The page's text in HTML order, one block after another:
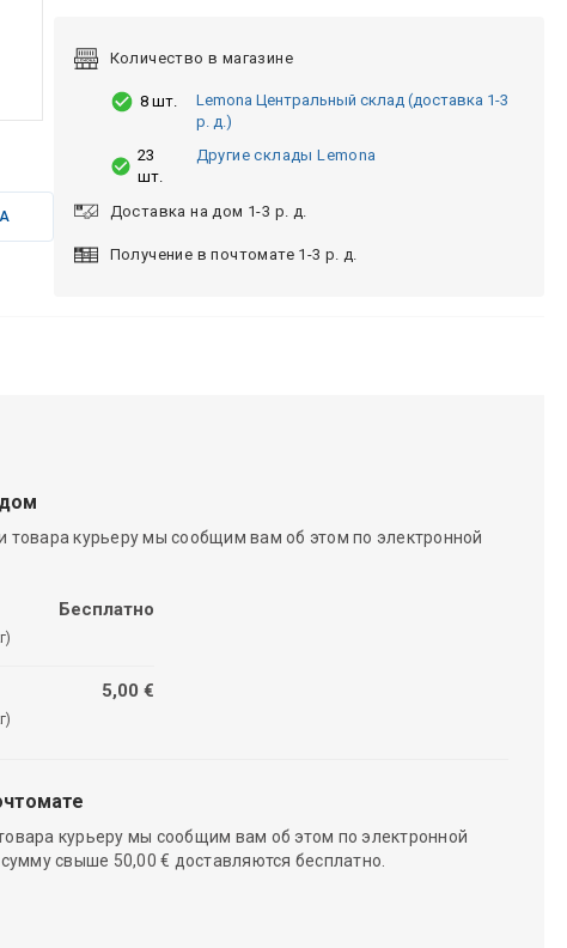
Количество в магазине
8 шт.
Lemona Центральный склад (доставка 1-3
р. д.)
23
шт.
Другие склады Lemona
Доставка на дом 1-3 р. д.
Получение в почтомате 1-3 р. д.
товара курьеру мы сообщим вам об этом по электронной
Бесплатно
5,00 €
курьеру мы сообщим вам об этом по электронной
свыше 50,00 € доставляются бесплатно.